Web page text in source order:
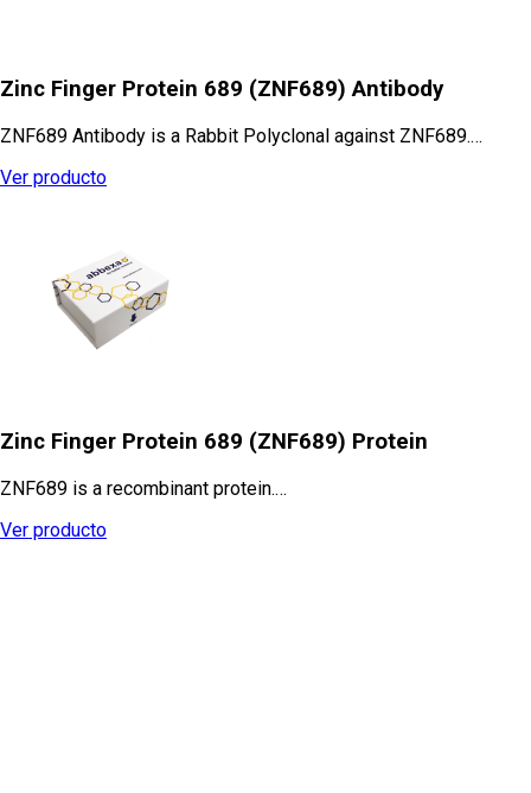
Zinc Finger Protein 689 (ZNF689) Antibody
ZNF689 Antibody is a Rabbit Polyclonal against ZNF689.…
Ver producto
Zinc Finger Protein 689 (ZNF689) Protein
ZNF689 is a recombinant protein.…
Ver producto